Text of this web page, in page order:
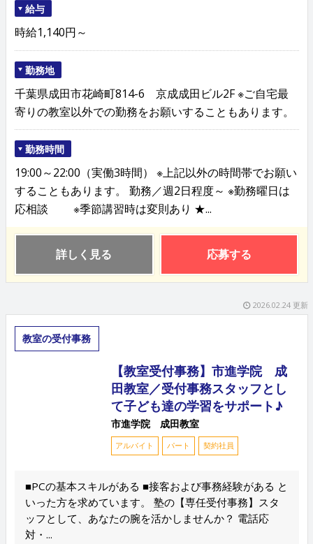
給与
時給1,140円～
勤務地
千葉県成田市花崎町814-6 京成成田ビル2F ※ご自宅最
寄りの教室以外での勤務をお願いすることもあります。
勤務時間
19:00～22:00（実働3時間） ※上記以外の時間帯でお願い
することもあります。 勤務／週2日程度～ ※勤務曜日は
応相談 ※季節講習時は変則あり ★...
詳しく見る 応募する
2026.02.24 更新
教室の受付事務
【教室受付事務】市進学院 成
田教室／受付事務スタッフとし
て子ども達の学習をサポート♪
市進学院 成田教室
アルバイト パート 契約社員
■PCの基本スキルがある ■接客および事務経験がある と
いった方を求めています。 塾の【専任受付事務】スタ
ッフとして、あなたの腕を活かしませんか？ 電話応
対・...